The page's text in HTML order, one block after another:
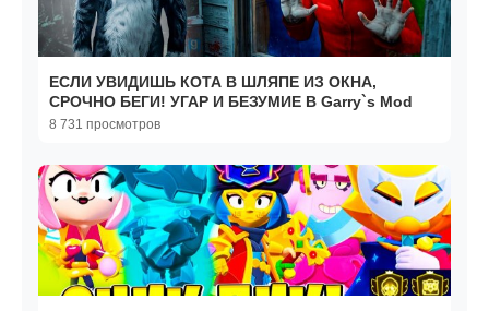
ЕСЛИ УВИДИШЬ КОТА В ШЛЯПЕ ИЗ ОКНА,
СРОЧНО БЕГИ! УГАР И БЕЗУМИЕ В Garry`s Mod
8 731 просмотров